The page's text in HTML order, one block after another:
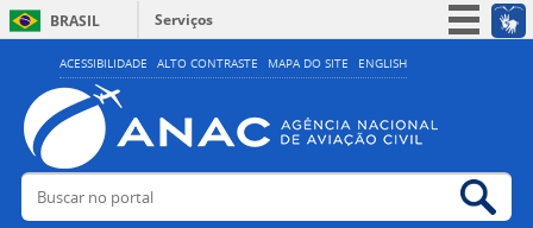
ACESSIBILIDADE ALTO CONTRASTE MAPA DO SITE ENGLISH
BRASIL
Serviços
Simplifique!
Acesso à informação
Legislação
Buscar no portal